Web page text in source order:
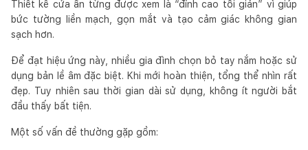
Thiết kế cửa ẩn từng được xem là “đỉnh cao tối giản” vì giúp
bức tường liền mạch, gọn mắt và tạo cảm giác không gian
sạch hơn.
Để đạt hiệu ứng này, nhiều gia đình chọn bỏ tay nắm hoặc sử
dụng bản lề âm đặc biệt. Khi mới hoàn thiện, tổng thể nhìn rất
đẹp. Tuy nhiên sau thời gian dài sử dụng, không ít người bắt
đầu thấy bất tiện.
Một số vấn đề thường gặp gồm: